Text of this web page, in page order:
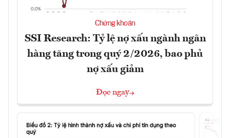
Chứng khoán
SSI Research: Tỷ lệ nợ xấu ngành ngân
hàng tăng trong quý 2/2026, bao phủ
nợ xấu giảm
Đọc ngay